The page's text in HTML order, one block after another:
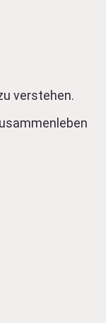
verstehen.